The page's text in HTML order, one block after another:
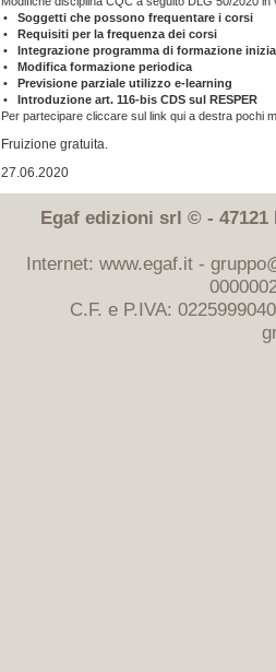
•
Soggetti che possono frequentare i corsi
•
Requisiti per la frequenza dei corsi
•
Integrazione programma di formazione
•
Modifica formazione periodica
•
Previsione parziale utilizzo e-learning
•
Introduzione art. 116-bis CDS sul RESPER
Per partecipare cliccare sul link qui a destra pochi
Fruizione gratuita.
27.06.2020
Egaf edizioni srl © - 47121
Internet: www.egaf.it -
C.F. e P.IVA: